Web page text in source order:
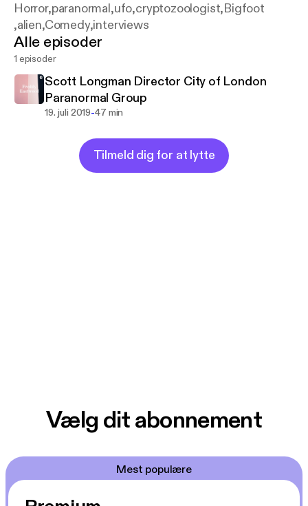
Horror,paranormal,ufo,cryptozoologist,Bigfoot
,alien,Comedy,interviews
Alle episoder
1 episoder
Scott Longman Director City of London
Paranormal Group
19. juli 2019-47 min
Tilmeld dig for at lytte
Vælg dit abonnement
Mest populære